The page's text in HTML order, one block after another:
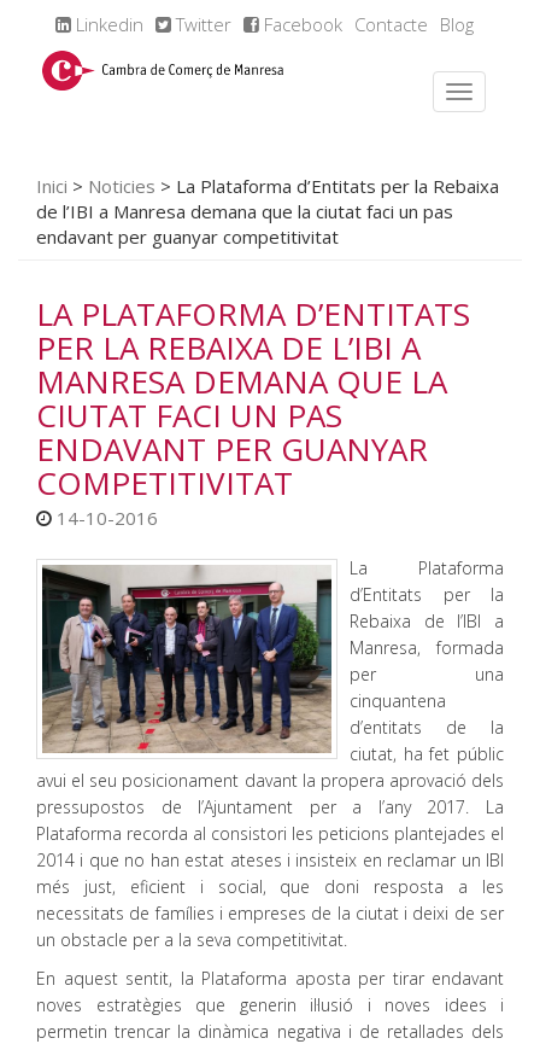
Linkedin Twitter Facebook Contacte Blog
Inici > Noticies > La Plataforma d’Entitats per la Rebaixa
de l’IBI a Manresa demana que la ciutat faci un pas
endavant per guanyar competitivitat
LA PLATAFORMA D’ENTITATS
PER LA REBAIXA DE L’IBI A
MANRESA DEMANA QUE LA
CIUTAT FACI UN PAS
ENDAVANT PER GUANYAR
COMPETITIVITAT
14-10-2016
La Plataforma
d’Entitats per la
Rebaixa de l’IBI a
Manresa, formada
per una
cinquantena
d’entitats de la
ciutat, ha fet públic
avui el seu posicionament davant la propera aprovació dels
pressupostos de l’Ajuntament per a l’any 2017. La
Plataforma recorda al consistori les peticions plantejades el
2014 i que no han estat ateses i insisteix en reclamar un IBI
més just, eficient i social, que doni resposta a les
necessitats de famílies i empreses de la ciutat i deixi de ser
un obstacle per a la seva competitivitat.
En aquest sentit, la Plataforma aposta per tirar endavant
noves estratègies que generin il·lusió i noves idees i
permetin trencar la dinàmica negativa i de retallades dels